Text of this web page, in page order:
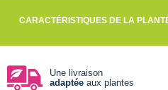
CARACTÉRISTIQUES DE LA
Une livraison
adaptée aux plantes